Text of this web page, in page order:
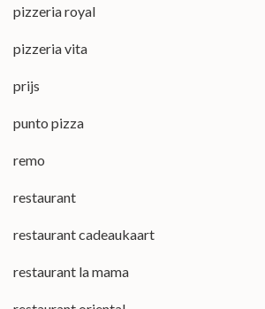
pizzeria royal
pizzeria vita
prijs
punto pizza
remo
restaurant
restaurant cadeaukaart
restaurant la mama